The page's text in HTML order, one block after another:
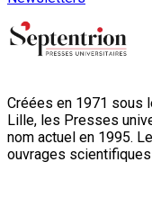
Créées en 1971 sous
Lille, les Presses
nom actuel en 1995.
ouvrages